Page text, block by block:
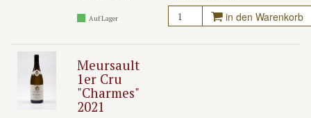
Auf Lager in den Warenkorb
Meursault
1er Cru
"Charmes"
2021